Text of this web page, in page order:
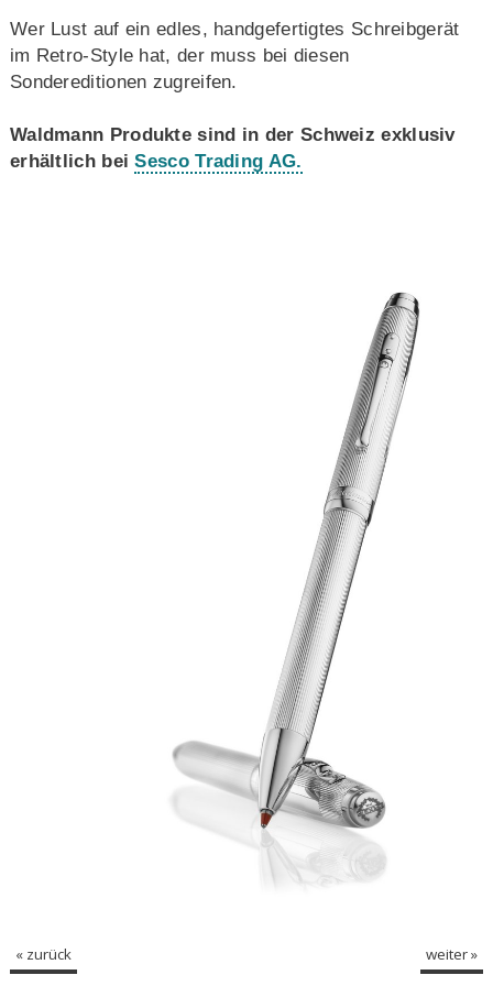
Wer Lust auf ein edles, handgefertigtes Schreibgerät
im Retro-Style hat, der muss bei diesen
Sondereditionen zugreifen.
Waldmann Produkte sind in der Schweiz exklusiv
erhältlich beiSesco Trading AG.
« zurück weiter »